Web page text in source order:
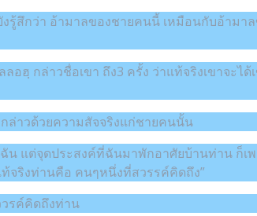
รู้สึกว่า อ้ามาลของชายคนนี้ เหมือนกับอ้ามา
ฮฺ กล่าวชื่อเขา ถึง3 ครั้ง ว่าแท้จริงเขาจะได้
ล่าวด้วยความสัจจริงแก่ชายคนนั้น
แต่จุดประสงค์ที่ฉันมาพักอาศัยบ้านท่าน ก็เพ
จริงท่านคือ คนๆหนึ่งที่สวรรค์คิดถึง”
รค์คิดถึงท่าน